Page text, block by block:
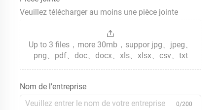
Veuillez télécharger au moins une pièce jointe
Up to 3 files，more 30mb，suppor jpg、jpeg、
png、pdf、doc、docx、xls、xlsx、csv、txt
Nom de l'entreprise
0/200